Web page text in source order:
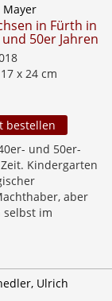
Mayer
in Fürth in
50er Jahren
x 24 cm
bestellen
und 50er-
Kindergarten
aber
selbst im
Ulrich